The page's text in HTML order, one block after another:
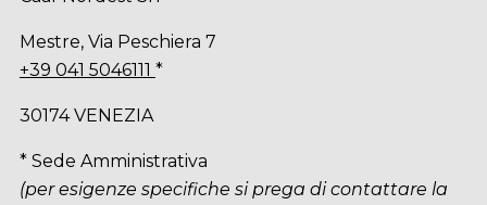
Mestre, Via Peschiera 7
+39 041 5046111 *
30174 VENEZIA
* Sede Amministrativa
(per esigenze specifiche si prega di contattare la